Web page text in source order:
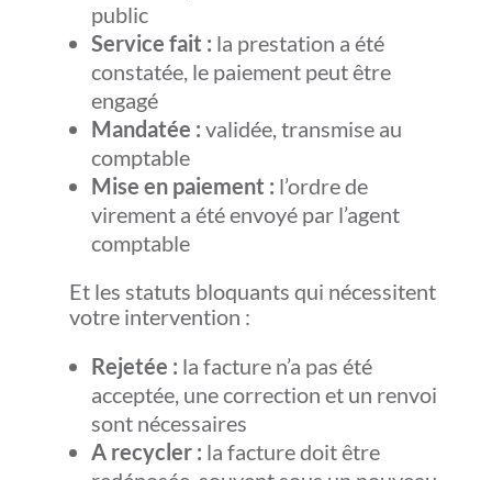
public
Service fait : la prestation a été
constatée, le paiement peut être
engagé
Mandatée : validée, transmise au
comptable
Mise en paiement : l’ordre de
virement a été envoyé par l’agent
comptable
Et les statuts bloquants qui nécessitent
votre intervention :
Rejetée : la facture n’a pas été
acceptée, une correction et un renvoi
sont nécessaires
A recycler : la facture doit être